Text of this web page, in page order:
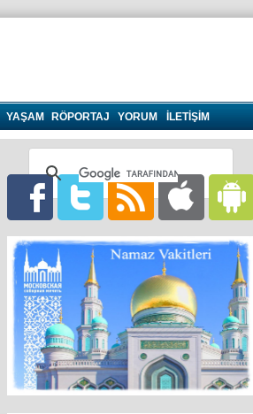
YAŞAM RÖPORTAJ YORUM İLETİŞİM